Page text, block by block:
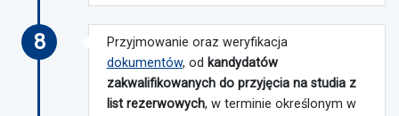
Przyjmowanie oraz weryfikacja
dokumentów, od kandydatów
zakwalifikowanych do przyjęcia na studia z
list rezerwowych, w terminie określonym w
8